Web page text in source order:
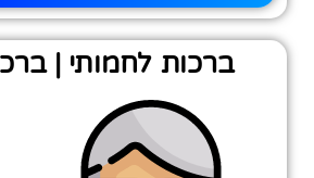
ברכות לחמותי |